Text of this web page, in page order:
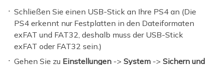
Schließen Sie einen USB-Stick an Ihre PS4 an (Die
PS4 erkennt nur Festplatten in den Dateiformaten
exFAT und FAT32, deshalb muss der USB-Stick
exFAT oder FAT32 sein.)
Gehen Sie zu Einstellungen ->System ->Sichern und